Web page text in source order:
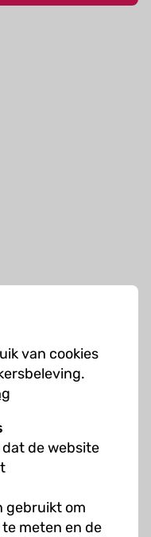
van cookies
dat de website
gebruikt om
meten en de